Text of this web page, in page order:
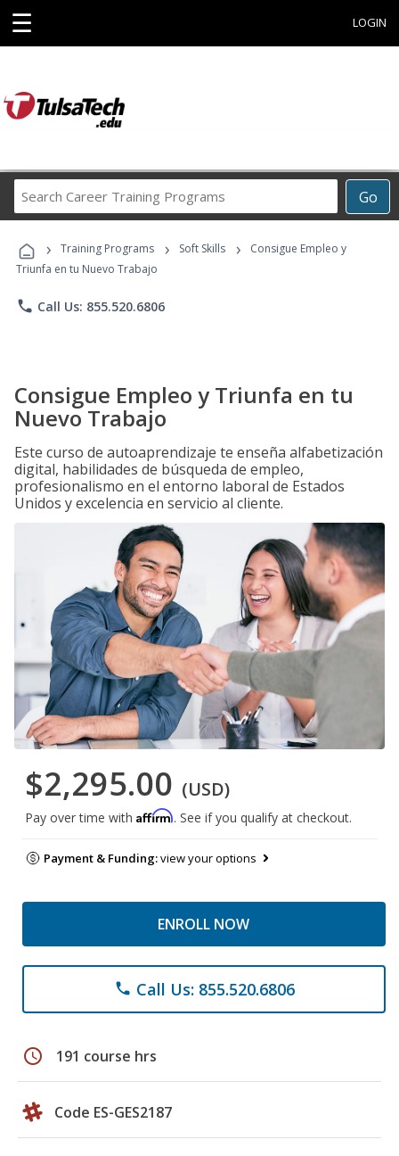
☰ LOGIN
Go
Career
Programs
› Training Programs › Soft Skills ›
Consigue Empleo y
Triunfa en tu Nuevo Trabajo
phone Call Us: 855.520.6806
Consigue Empleo y Triunfa en tu
Nuevo Trabajo
Este curso de autoaprendizaje te enseña alfabetización
digital, habilidades de búsqueda de empleo,
profesionalismo en el entorno laboral de Estados
Unidos y excelencia en servicio al cliente.
$2,295.00 (USD)
Pay over time with Affirm. See if you qualify at checkout.
Payment & Funding:view your options
ENROLL NOW
phone Call Us: 855.520.6806
schedule 191 course hrs
Code ES-GES2187